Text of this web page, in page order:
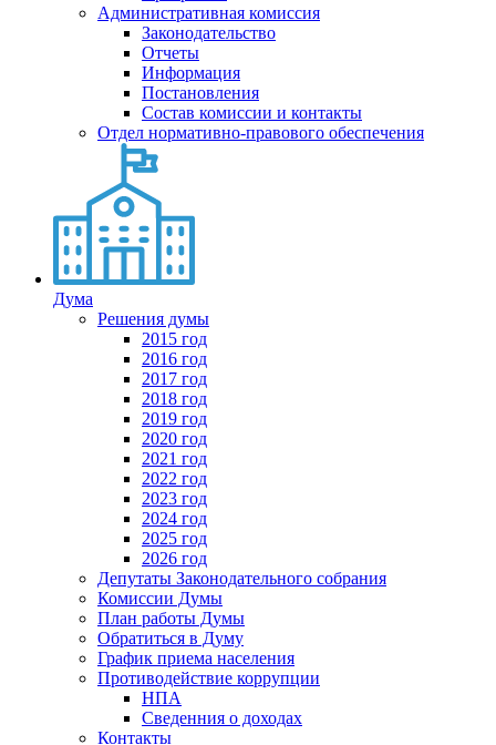
Административная комиссия
Законодательство
Отчеты
Информация
Постановления
Состав комиссии и контакты
Отдел нормативно-правового обеспечения
Дума
Решения думы
2015 год
2016 год
2017 год
2018 год
2019 год
2020 год
2021 год
2022 год
2023 год
2024 год
2025 год
2026 год
Депутаты Законодательного собрания
Комиссии Думы
План работы Думы
Обратиться в Думу
График приема населения
Противодействие коррупции
НПА
Сведенния о доходах
Контакты